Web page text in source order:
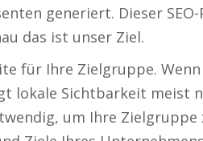
generiert. Dieser
das ist unser Ziel.
für Ihre Zielgruppe.
lokale Sichtbarkeit meist
um Ihre Zielgruppe